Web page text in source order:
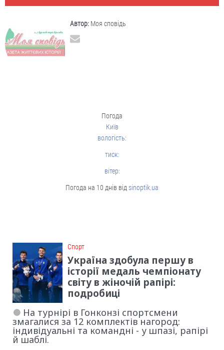
Автор: Моя сповідь
Погода
Київ
вологість:
тиск:
вітер:
Погода на 10 днів від sinoptik.ua
Cпорт
Україна здобула першу в
історії медаль чемпіонату
світу в жіночій рапірі:
подробиці
На турнірі в Гонконзі спортсмени
змагалися за 12 комплектів нагород:
індивідуальні та командні - у шпазі, рапірі
й шаблі.